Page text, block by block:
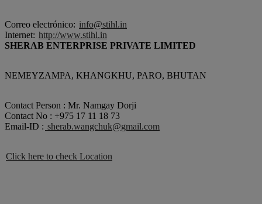
Correo electrónico: info@stihl.in
Internet: http://www.stihl.in
SHERAB ENTERPRISE PRIVATE LIMITED
NEMEYZAMPA, KHANGKHU, PARO, BHUTAN
Contact Person : Mr. Namgay Dorji
Contact No : +975 17 11 18 73
Email-ID : sherab.wangchuk@gmail.com
Click here to check Location